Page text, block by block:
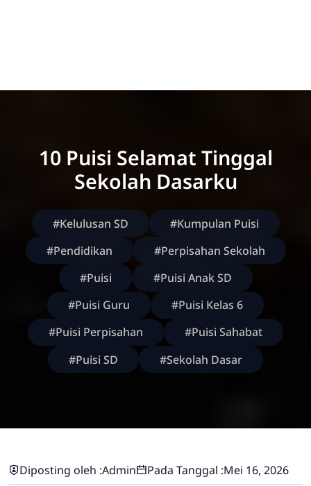
10 Puisi Selamat Tinggal
Sekolah Dasarku
#Kelulusan SD
#Kumpulan Puisi
#Pendidikan
#Perpisahan Sekolah
#Puisi
#Puisi Anak SD
#Puisi Guru
#Puisi Kelas 6
#Puisi Perpisahan
#Puisi Sahabat
#Puisi SD
#Sekolah Dasar
Diposting oleh :Admin Pada Tanggal :Mei 16, 2026